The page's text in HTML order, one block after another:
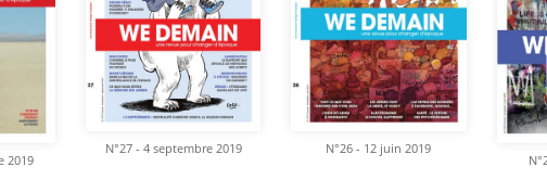
2019
N°27 - 4 septembre 2019 N°26 - 12 juin 2019